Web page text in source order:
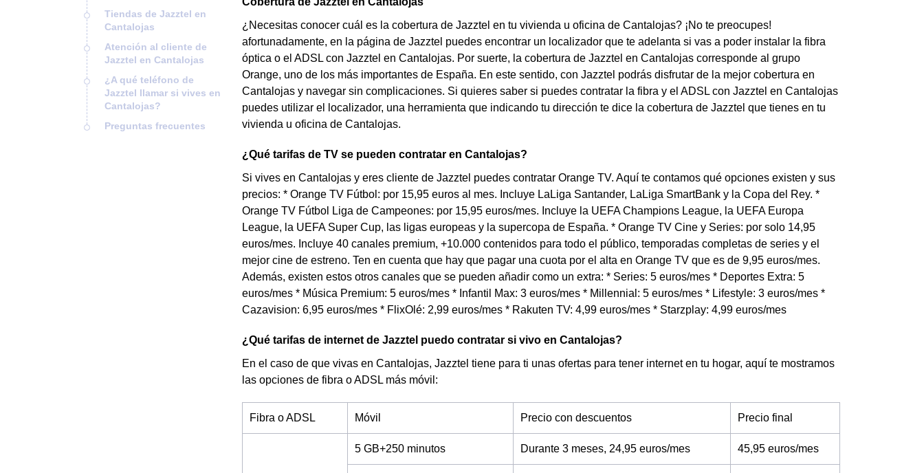
Tiendas de Jazztel en
Cantalojas
Atención al cliente de
Jazztel en Cantalojas
¿A qué teléfono de
Jazztel llamar si vives en
Cantalojas?
Preguntas frecuentes
¿Necesitas conocer cuál es la cobertura de Jazztel en tu vivienda u oficina de Cantalojas? ¡No te preocupes!
afortunadamente, en la página de Jazztel puedes encontrar un localizador que te adelanta si vas a poder instalar la fibra
óptica o el ADSL con Jazztel en Cantalojas. Por suerte, la cobertura de Jazztel en Cantalojas corresponde al grupo
Orange, uno de los más importantes de España. En este sentido, con Jazztel podrás disfrutar de la mejor cobertura en
Cantalojas y navegar sin complicaciones. Si quieres saber si puedes contratar la fibra y el ADSL con Jazztel en Cantalojas
puedes utilizar el localizador, una herramienta que indicando tu dirección te dice la cobertura de Jazztel que tienes en tu
vivienda u oficina de Cantalojas.
¿Qué tarifas de TV se pueden contratar en Cantalojas?
Si vives en Cantalojas y eres cliente de Jazztel puedes contratar Orange TV. Aquí te contamos qué opciones existen y sus
precios: * Orange TV Fútbol: por 15,95 euros al mes. Incluye LaLiga Santander, LaLiga SmartBank y la Copa del Rey. *
Orange TV Fútbol Liga de Campeones: por 15,95 euros/mes. Incluye la UEFA Champions League, la UEFA Europa
League, la UEFA Super Cup, las ligas europeas y la supercopa de España. * Orange TV Cine y Series: por solo 14,95
euros/mes. Incluye 40 canales premium, +10.000 contenidos para todo el público, temporadas completas de series y el
mejor cine de estreno. Ten en cuenta que hay que pagar una cuota por el alta en Orange TV que es de 9,95 euros/mes.
Además, existen estos otros canales que se pueden añadir como un extra: * Series: 5 euros/mes * Deportes Extra: 5
euros/mes * Música Premium: 5 euros/mes * Infantil Max: 3 euros/mes * Millennial: 5 euros/mes * Lifestyle: 3 euros/mes *
Cazavision: 6,95 euros/mes * FlixOlé: 2,99 euros/mes * Rakuten TV: 4,99 euros/mes * Starzplay: 4,99 euros/mes
¿Qué tarifas de internet de Jazztel puedo contratar si vivo en Cantalojas?
En el caso de que vivas en Cantalojas, Jazztel tiene para ti unas ofertas para tener internet en tu hogar, aquí te mostramos
las opciones de fibra o ADSL más móvil:
Fibra o ADSL Móvil Precio con descuentos Precio final
5 GB+250 minutos Durante 3 meses, 24,95 euros/mes 45,95 euros/mes